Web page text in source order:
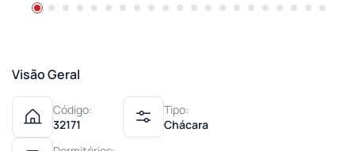
Visão Geral
Código:
32171
Tipo:
Chácara